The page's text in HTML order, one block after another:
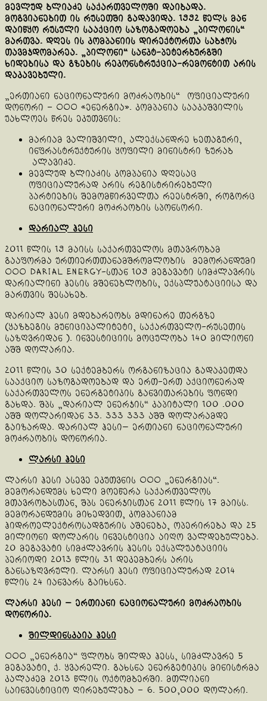
მევლუდ ბლიაძე საქართველოში დაიბადა.
მოგვიანებით ის რუსეთში გადავიდა. 1992 წელს მან
დაიწყო რუსული სააქციო საზოგადოება „პილონის“
მართვა. დღეს ის კომპანიის დირექტორთა საბჭოს
თავმჯდომარეა. „პილონი“ სანკტ-პეტერბურგში
ხიდებისა და გზების რეკონსტრუქცია-რემონტით არის
დაკავებული.
„ერთიანი ნაციონალური მოძრაობის“ ოფიციალური
დონორი – ООО «ენერგია». კომპანია სააკაშვილის
უახლოეს წრეს ეკუთვნის:
მარიამ ვალიშვილი, ალექსანდრე ხეთაგური,
ინფრასტრუქტურის ყოფილი მინისტრი ზურაბ
ალავიძე.
მევლუდ ბლიაძის კომპანია დღესაც
ოფიციალურად არის რეგისტრირებული
პარტიების შემომწირველთა რეესტრში, როგორც
ნაციონალური მოძრაობის სპონსორი.
დარიალ ჰესი
2011 წლის 19 მაისს საქართველოს მთავრობამ
გააფორმა ურთიერთთანამშრომლობის მემორანდუმი
OOO Darial Energy-სთან 109 მეგავატი სიმძლავრის
დარიალინი ჰესის მშენებლობის, ექსპლუატაციისა და
მართვის შესახებ.
დარიალ ჰესი მდებარეობს მდინარე თერგზე
(ყაზბეგის მუნიციპალიტეტი, საქართველო-რუსეთის
საზღვრიდან ). ინვესტიციის მოცულობა 140 მილიონი
აშშ დოლარია.
2011 წლის 30 სექტემბერს ორგანიზაცია გადაკეთდა
სააქციო საზოგადოებად და ერთ-ერთ აქციონერად
საქართველოს ენერგეტიკის განვითარების ფონდი
გახდა. შპს „დარიალ ენერჯის“ კაპიტალი 100 .000
აშშ დოლარიდან 33. 333 333 აშშ დოლარამდე
გაიზარდა. დარიალ ჰესი— ერთიანი ნაციონალური
მოძრაობის დონორია.
ლარსი ჰესი
ლარსი ჰესი ასევე ეკუთვნის ООО „ენერგიას“.
მემორანდუმს ხელი მოეწერა საქართველოს
მთავრობასთან, შპს ენერჯისთან 2011 წლის 17 მაისს.
მემორანდუმის მიხედვით, კომპანიამ
ჰიდროელექტროსადგურის აშენება, ოპერირება და 25
მილიონი დოლარის ინვესტიცია აიღო ვალდებულება.
20 მეგავატი სიმძლავრის ჰესის ექსპლუატაციის
პერიოდი 2013 წლის 31 დეკემბერს არის
განსაზღვრული. ლარსი ჰესი ოფიციალურად 2014
წლის 24 იანვარს გაიხსნა.
ლარსი ჰესი — ერთიანი ნაციონალური მოძრაობის
დონორია.
შილდინსკაია ჰესი
ООО „ენერგია“ ფლობს შილდა ჰესს, სიმძლავრე 5
მეგავატი, ქ. ყვარელი. გახსნა ენერგეტიკის მინისტრმა
კალაძემ 2013 წლის ოქტომბერში. მთლიანი
საინვესტიციო ღირებულება – 6. 500,000 დოლარი.